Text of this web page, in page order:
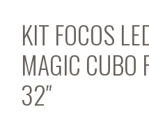
KIT FOCOS
MAGIC CUBO
32″